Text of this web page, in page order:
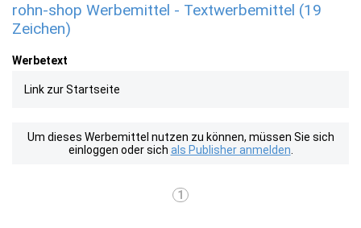
rohn-shop Werbemittel - Textwerbemittel (19
Zeichen)
Werbetext
Link zur Startseite
Um dieses Werbemittel nutzen zu können, müssen Sie sich
einloggen oder sich als Publisher anmelden
1